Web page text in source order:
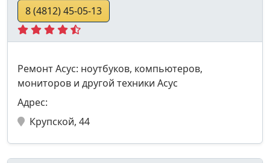
8 (4812) 45-05-13
Ремонт Асус: ноутбуков, компьютеров,
мониторов и другой техники Асус
Адрес:
Крупской, 44